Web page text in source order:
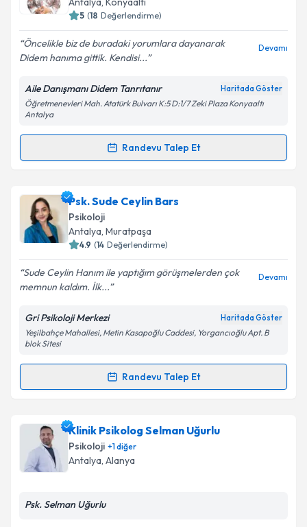
E-posta Adresiniz
Metni 'ni okudum ve kişisel verilerimin belirtilen
kapsamda işlenmesini kabul ediyorum.
Takvim Talebini Gönder
5 (18 Değerlendirme)
Öncelikle biz de buradaki yorumlara dayanarak
Didem hanıma gittik. Kendisi...
Devamı
Aile Danışmanı Didem Tanrıtanır Haritada Göster
Öğretmenevleri Mah. Atatürk Bulvarı K:5 D:1/7 Zeki Plaza Konyaaltı
Antalya
Randevu Talep Et
Randevu Takvimi Talebi
Uzm. Psk. Dan. Didem Tanrıtanır
takvimi talebi oluşturun. Size bu uzmandan randevu
almanız için bir takvim hazırlandığında e-posta ile
bilgilendireceğiz.
E-posta Adresiniz
Kişisel verilerimin işlenmesine ilişkinAydınlatma
kapsamda işlenmesini kabul ediyorum.
Psk. Sude Ceylin Bars
Psikoloji
Antalya, Muratpaşa
4.9 (14 Değerlendirme)
Sude Ceylin Hanım ile yaptığım görüşmelerden çok
memnun kaldım. İlk...
Devamı
Gri Psikoloji Merkezi Haritada Göster
Yeşilbahçe Mahallesi, Metin Kasapoğlu Caddesi, Yorgancıoğlu Apt. B
blok Sitesi
Randevu Talep Et
Randevu Takvimi Talebi
Psk. Sude Ceylin Barsiçin randevu takvimi talebi
oluşturun. Size bu uzmandan randevu almanız için bir
takvim hazırlandığında e-posta ile bilgilendireceğiz.
Klinik Psikolog Selman Uğurlu
Psikoloji +1diğer
Antalya, Alanya
Psk. Selman Uğurlu